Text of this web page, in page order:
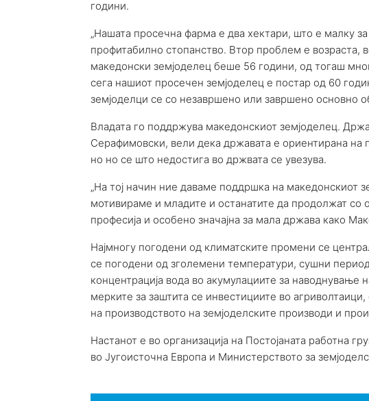
години.
„Нашата просечна фарма е два хектари, што е малку
профитабилно стопанство. Втор проблем е возраста,
македонски земјоделец беше 56 години, од тогаш
сега нашиот просечен земјоделец е постар од 60
земјоделци се со незавршено или завршено основно
Владата го поддржува македонскиот земјоделец.
Серафимовски, вели дека државата е ориентирана на
но но се што недостига во држвата се увезува.
„На тој начин ние даваме поддршка на македонскиот
мотивираме и младите и останатите да продолжат со
професија и особено значајна за мала држава како
Најмногу погодени од климатските промени се
се погодени од зголемени температури, сушни
концентрација вода во акумулациите за наводнување
мерките за заштита се инвестициите во
на производството на земјоделските производи и
Настанот е во организација на Постојаната работна
во Југоисточна Европа и Министерството за